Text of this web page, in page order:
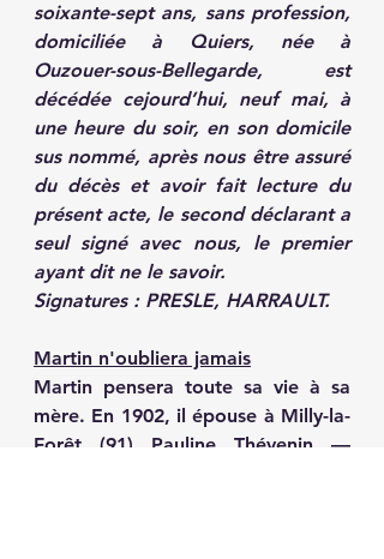
soixante-sept ans, sans profession,
domiciliée à Quiers, née à
Ouzouer-sous-Bellegarde, est
décédée cejourd’hui, neuf mai, à
une heure du soir, en son domicile
sus nommé, après nous être assuré
du décès et avoir fait lecture du
présent acte, le second déclarant a
seul signé avec nous, le premier
ayant dit ne le savoir.
Signatures : PRESLE, HARRAULT.
Martin n'oubliera jamais
Martin pensera toute sa vie à sa
mère. En 1902, il épouse à Milly-la-
Forêt (91) Pauline Thévenin —